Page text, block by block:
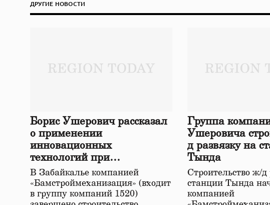
ДРУГИЕ НОВОСТИ
Борис Ушерович рассказал
о применении
инновационных
технологий при
строительстве нового моста
в Забайкалье
В Забайкалье компанией
«Бамстроймеханизация» (входит
в группу компаний 1520)
Группа
Ушеровича
д развязку на
Тында
Строительство ж/д
станции Тында
компанией